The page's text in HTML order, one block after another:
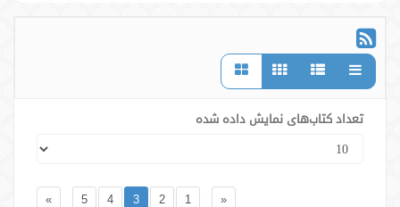
تعداد کتاب‌های نمایش داده شده
«
1
2
3
4
5
»